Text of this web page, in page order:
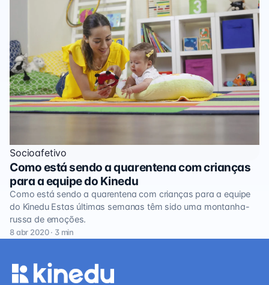
Socioafetivo
Como está sendo a quarentena com crianças
para a equipe do Kinedu
Como está sendo a quarentena com crianças para a equipe
do Kinedu Estas últimas semanas têm sido uma montanha-
russa de emoções.
8 abr 2020 · 3 min